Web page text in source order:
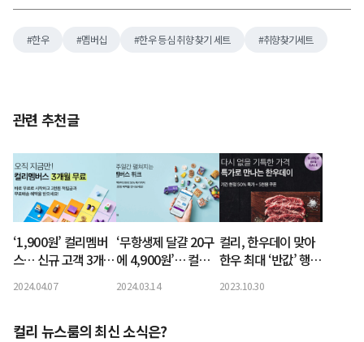
한우 멤버십 한우 등심 취향 찾기 세트 취향찾기세트
관련 추천글
‘1,900원’ 컬리멤버
스… 신규 고객 3개월
이백까지
2024.04.07
‘무항생제 달걀 20구
에 4,900원’… 컬리,
2024.03.14
컬리, 한우데이 맞아
한우 최대 ‘반값’ 행사
2023.10.30
컬리 뉴스룸의 최신 소식은?